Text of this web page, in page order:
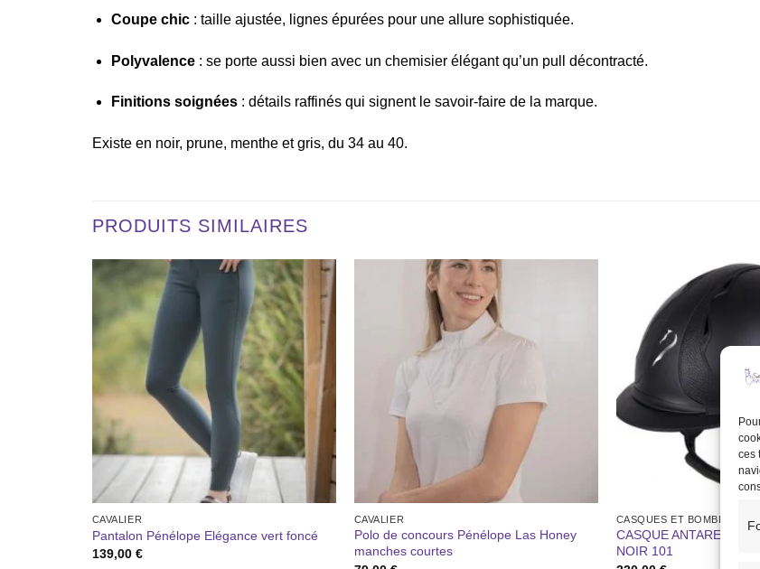
ces
Coupe chic: taille ajustée, lignes épurées pour une allure sophistiquée.
Polyvalence: se porte aussi bien avec un chemisier élégant qu’un pull décontracté.
Finitions soignées: détails raffinés qui signent le savoir-faire de la marque.
Existe en noir, prune, menthe et gris, du 34 au 40.
PRODUITS SIMILAIRES
Ajouter
à la liste
de
souhaits
CAVALIER
Pantalon Pénélope Elégance vert foncé
139,00 €
CAVALIER
Polo de concours Pénélope Las Honey
manches courtes
CASQUES ET BOMBES
CASQUE ANTARES
NOIR 101